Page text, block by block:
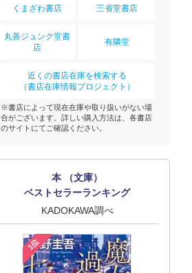
くまざわ書店 三省堂書店
丸善ジュンク堂書
店
有隣堂
近くの書店在庫を検索する
（書店在庫情報プロジェクト）
※書店によって現在在庫や取り扱いがない場
合がございます。詳しい購入方法は、各書店
のサイトにてご確認ください。
本 （文庫）
ベストセラーランキング
KADOKAWA調べ
1位